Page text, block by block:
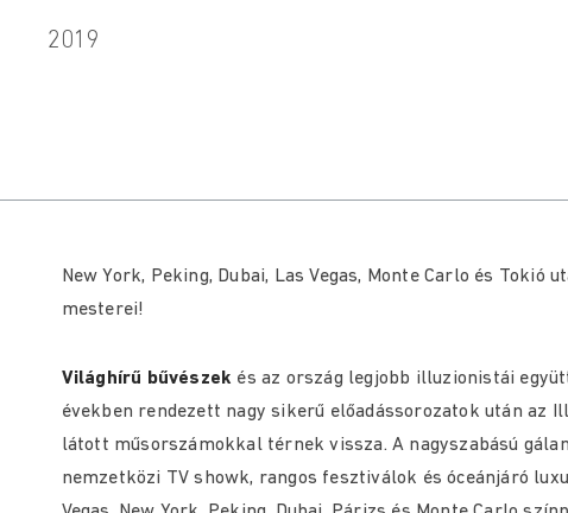
2019
New York, Peking, Dubai, Las Vegas, Monte Carlo és Tokió
mesterei!
Világhírű bűvészek és az ország legjobb illuzionistái
években rendezett nagy sikerű előadássorozatok után az
látott műsorszámokkal térnek vissza. A nagyszabású
nemzetközi TV showk, rangos fesztiválok és óceánjáró